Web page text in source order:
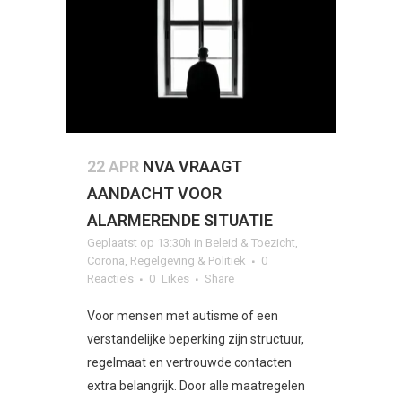
22 APR NVA VRAAGT
AANDACHT VOOR
ALARMERENDE SITUATIE
Geplaatst op 13:30h in Beleid & Toezicht,
Corona, Regelgeving & Politiek
0
Reactie's
0 Likes Share
Voor mensen met autisme of een
verstandelijke beperking zijn structuur,
regelmaat en vertrouwde contacten
extra belangrijk. Door alle maatregelen